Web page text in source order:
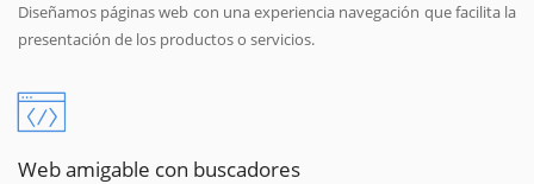
Diseñamos páginas web con una experiencia navegación que facilita la
presentación de los productos o servicios.
Web amigable con buscadores